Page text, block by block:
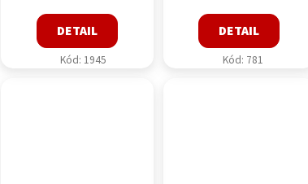
DETAIL
Kód: 1945
DETAIL
Kód: 781